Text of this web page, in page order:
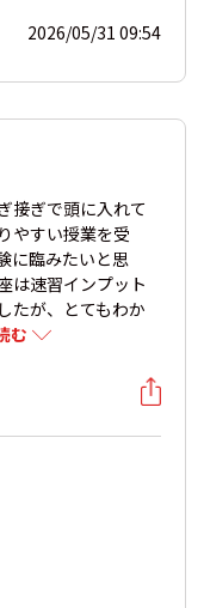
2026/05/31 09:54
接ぎで頭に入れて
やすい授業を受
に臨みたいと思
は速習インプット
たが、とてもわか
む